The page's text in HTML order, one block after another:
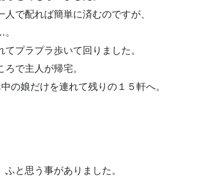
で配れば簡単に済むのですが、
プラプラ歩いて回りました。
で主人が帰宅。
の娘だけを連れて残りの１５軒へ。
と思う事がありました。